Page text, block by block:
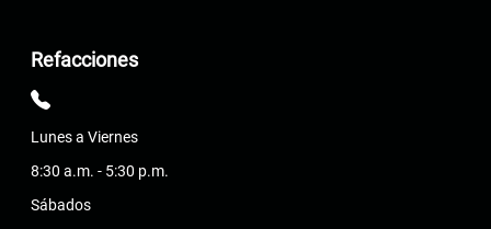
Refacciones
Lunes a Viernes
8:30 a.m. - 5:30 p.m.
Sábados